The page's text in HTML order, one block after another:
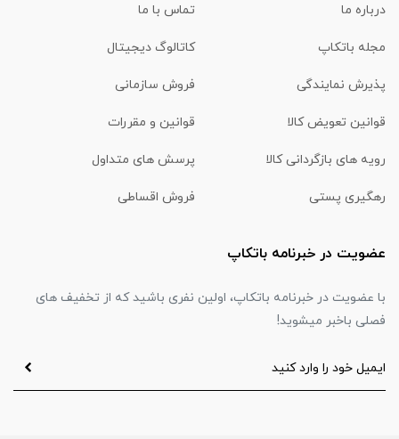
درباره ما تماس با ما
مجله باتکاپ کاتالوگ دیجیتال
پذیرش نمایندگی فروش سازمانی
قوانین تعویض کالا قوانین و مقررات
رویه های بازگردانی کالا پرسش های متداول
رهگیری پستی فروش اقساطی
عضویت در خبرنامه باتکاپ
با عضویت در خبرنامه باتکاپ، اولین نفری باشید که از تخفیف های
فصلی باخبر میشوید!